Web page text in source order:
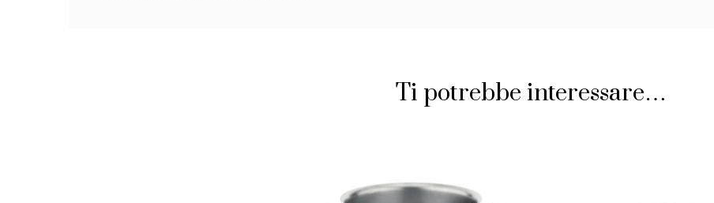
Ti potrebbe interessare…